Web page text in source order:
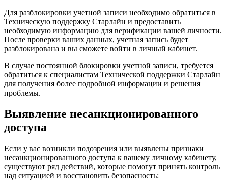
Для разблокировки учетной записи необходимо обратиться в
Техническую поддержку Старлайн и предоставить
необходимую информацию для верификации вашей личности.
После проверки ваших данных, учетная запись будет
разблокирована и вы сможете войти в личный кабинет.
В случае постоянной блокировки учетной записи, требуется
обратиться к специалистам Технической поддержки Старлайн
для получения более подробной информации и решения
проблемы.
Выявление несанкционированного
доступа
Если у вас возникли подозрения или выявлены признаки
несанкционированного доступа к вашему личному кабинету,
существуют ряд действий, которые помогут принять контроль
над ситуацией и восстановить безопасность: